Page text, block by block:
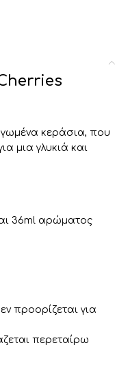
κεράσια, που
μια γλυκιά και
36ml αρώματος
προορίζεται για
περεταίρω